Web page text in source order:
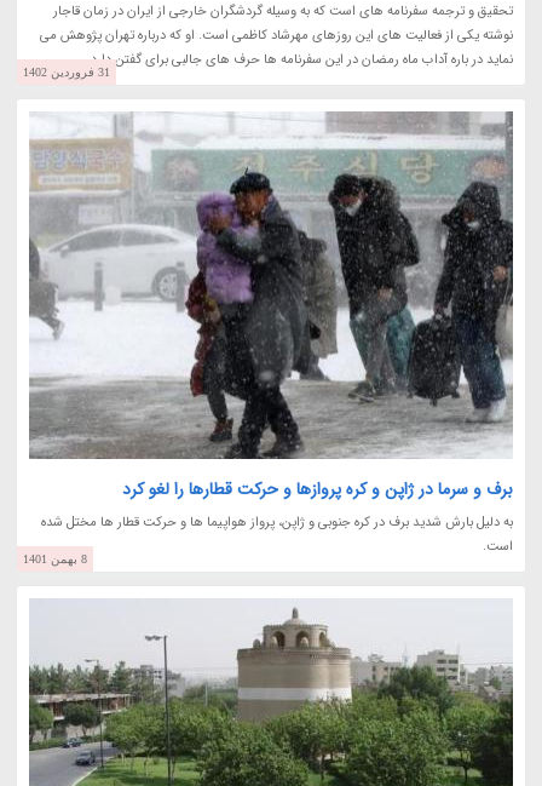
تحقیق و ترجمه سفرنامه های است که به وسیله گردشگران خارجی از ایران در زمان قاجار
نوشته یکی از فعالیت های این روزهای مهرشاد کاظمی است. او که درباره تهران پژوهش می
نماید در باره آداب ماه رمضان در این سفرنامه ها حرف های جالبی برای گفتن دارد.
31 فروردین 1402
برف و سرما در ژاپن و کره پروازها و حرکت قطارها را لغو کرد
به دلیل بارش شدید برف در کره جنوبی و ژاپن، پرواز هواپیما ها و حرکت قطار ها مختل شده
است.
8 بهمن 1401